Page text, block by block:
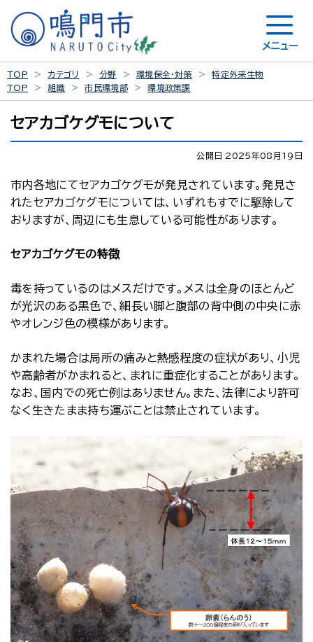
メニュー
TOP カテゴリ 分野 環境保全・対策
特定外来生物
TOP
組織 市民環境部 環境政策課
セアカゴケグモについて
公開日 2025年08月19日
市内各地にてセアカゴケグモが発見されています。発見さ
れたセアカゴケグモについては、いずれもすでに駆除して
おりますが、周辺にも生息している可能性があります。
セアカゴケグモの特徴
毒を持っているのはメスだけです。メスは全身のほとんど
が光沢のある黒色で、細長い脚と腹部の背中側の中央に赤
やオレンジ色の模様があります。
かまれた場合は局所の痛みと熱感程度の症状があり、小児
や高齢者がかまれると、まれに重症化することがあります。
なお、国内での死亡例はありません。また、法律により許可
なく生きたまま持ち運ぶことは禁止されています。